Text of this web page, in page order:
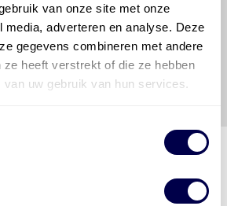
van onze site met onze
media, adverteren en analyse. Deze
gegevens combineren met andere
ze heeft verstrekt of die ze hebben
uw gebruik van hun services.
manier uit te voeren. Hij/zij
de uitgever enDen Hartog
verlies, letsel, claim en schade
onjuiste interpretatie of een
de gepubliceerde gegevens.